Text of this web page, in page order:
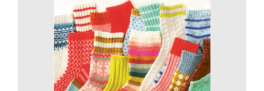
AÑADIR AL CARRITO
/
DETALLES